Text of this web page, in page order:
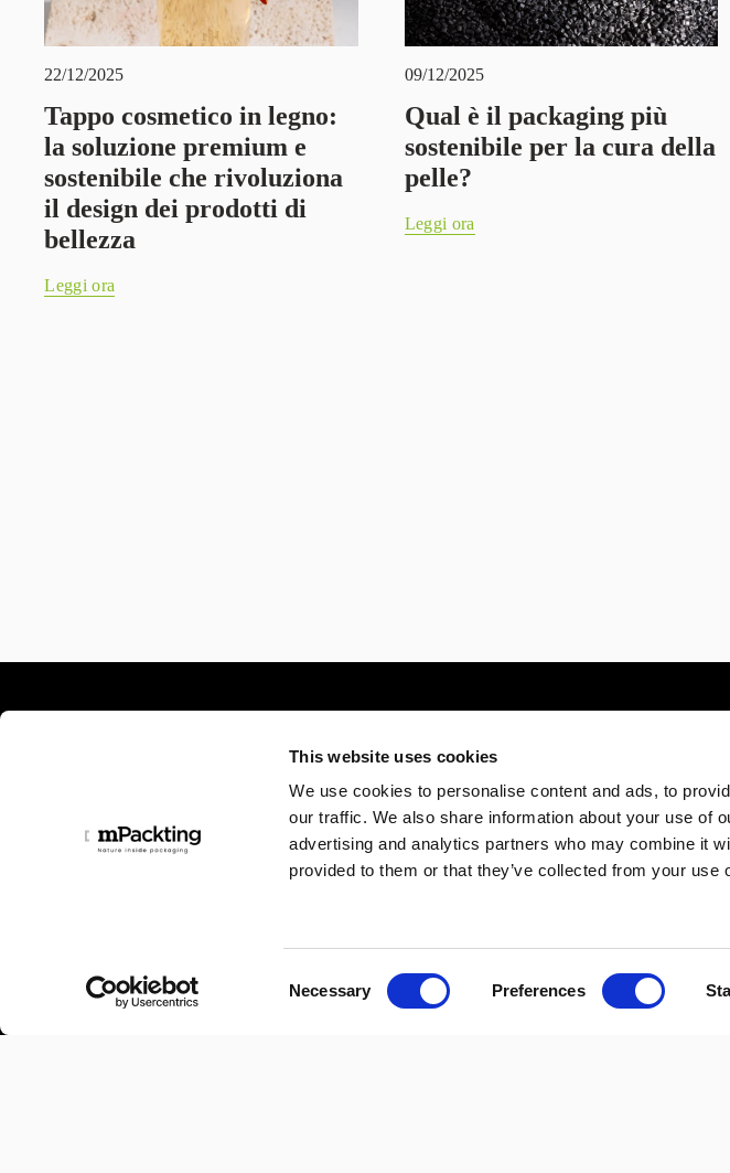
This website uses cookies
We use cookies to personalise content and ads, to
our traffic. We also share information about your use of
advertising and analytics partners who may combine it
provided to them or that they’ve collected from your use
Necessary Preferences
22/12/2025
Tappo cosmetico in legno:
la soluzione premium e
sostenibile che rivoluziona
il design dei prodotti di
bellezza
Leggi ora
09/12/2025
Qual è il packaging più
sostenibile per la cura della
pelle?
Leggi ora